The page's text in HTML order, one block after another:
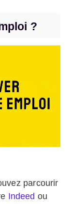
?
parcourir
Indeed ou